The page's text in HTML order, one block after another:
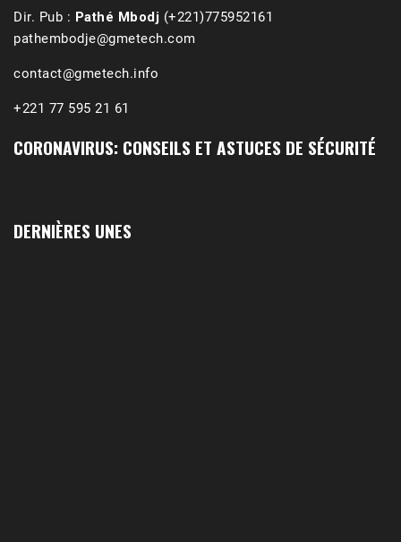
Dir. Pub : Pathé Mbodj (+221)775952161
pathembodje@gmetech.com
contact@gmetech.info
+221 77 595 21 61
CORONAVIRUS: CONSEILS ET ASTUCES DE SÉCURITÉ
DERNIÈRES UNES